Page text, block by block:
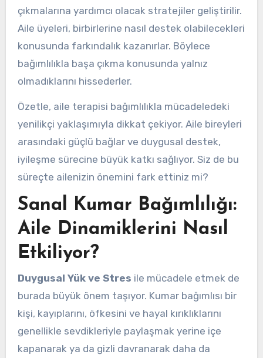
çıkmalarına yardımcı olacak stratejiler geliştirilir.
Aile üyeleri, birbirlerine nasıl destek olabilecekleri
konusunda farkındalık kazanırlar. Böylece
bağımlılıkla başa çıkma konusunda yalnız
olmadıklarını hissederler.
Özetle, aile terapisi bağımlılıkla mücadeledeki
yenilikçi yaklaşımıyla dikkat çekiyor. Aile bireyleri
arasındaki güçlü bağlar ve duygusal destek,
iyileşme sürecine büyük katkı sağlıyor. Siz de bu
süreçte ailenizin önemini fark ettiniz mi?
Sanal Kumar Bağımlılığı:
Aile Dinamiklerini Nasıl
Etkiliyor?
Duygusal Yük ve Stres ile mücadele etmek de
burada büyük önem taşıyor. Kumar bağımlısı bir
kişi, kayıplarını, öfkesini ve hayal kırıklıklarını
genellikle sevdikleriyle paylaşmak yerine içe
kapanarak ya da gizli davranarak daha da